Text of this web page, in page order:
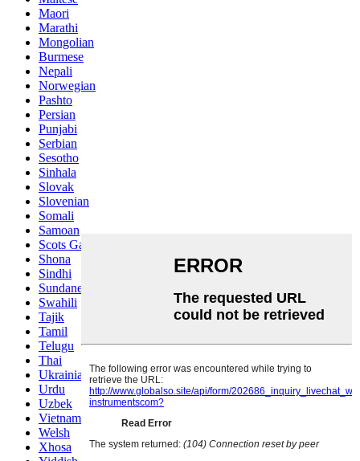
Maori
Marathi
Mongolian
Burmese
Nepali
Norwegian
Pashto
Persian
Punjabi
Serbian
Sesotho
Sinhala
Slovak
Slovenian
Somali
Samoan
Scots Gaelic
Shona
Sindhi
Sundanese
Swahili
Tajik
Tamil
Telugu
Thai
Ukrainian
Urdu
Uzbek
Vietnamese
Welsh
Xhosa